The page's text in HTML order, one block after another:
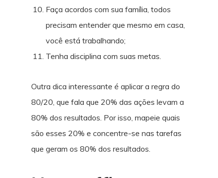
Faça acordos com sua família, todos
precisam entender que mesmo em casa,
você está trabalhando;
Tenha disciplina com suas metas.
Outra dica interessante é aplicar a regra do
80/20, que fala que 20% das ações levam a
80% dos resultados. Por isso, mapeie quais
são esses 20% e concentre-se nas tarefas
que geram os 80% dos resultados.